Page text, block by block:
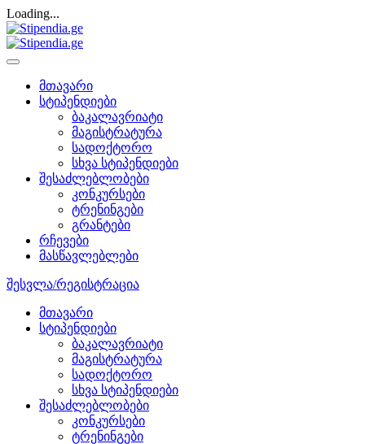
Loading...
მთავარი
სტიპენდიები
ბაკალავრიატი
მაგისტრატურა
სადოქტორო
სხვა სტიპენდიები
შესაძლებლობები
კონკურსები
ტრენინგები
გრანტები
რჩევები
მასწავლებლები
შესვლა/რეგისტრაცია
მთავარი
სტიპენდიები
ბაკალავრიატი
მაგისტრატურა
სადოქტორო
სხვა სტიპენდიები
შესაძლებლობები
კონკურსები
ტრენინგები